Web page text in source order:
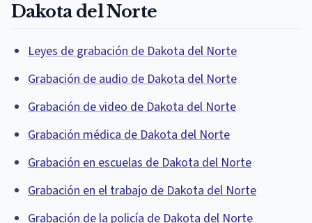
Dakota del Norte
Leyes de grabación de Dakota del Norte
Grabación de audio de Dakota del Norte
Grabación de video de Dakota del Norte
Grabación médica de Dakota del Norte
Grabación en escuelas de Dakota del Norte
Grabación en el trabajo de Dakota del Norte
Grabación de la policía de Dakota del Norte